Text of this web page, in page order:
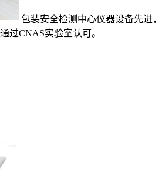
包装安全检测中心仪器设备先进
过CNAS实验室认可。